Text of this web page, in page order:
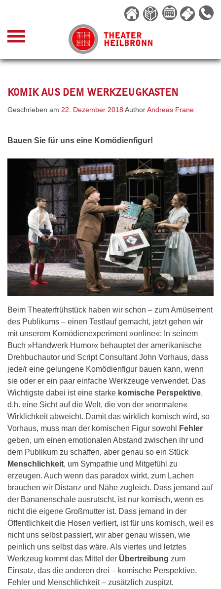
content
KOMIK AUS DEM WERKZEUGKASTEN
Geschrieben am 22. Dezember 2018 AuthorAndreas Frane
Bauen Sie für uns eine Komödienfigur!
Beim Theaterfrühstück haben wir schon – zum Amüsement
des Publikums – einen Testlauf gemacht, jetzt gehen wir
mit unserem Komödienexperiment »online«: In seinem
Buch »Handwerk Humor« behauptet der amerikanische
Drehbuchautor und Script Consultant John Vorhaus, dass
jede/r eine gelungene Komödienfigur bauen kann, wenn
sie oder er ein paar einfache Werkzeuge verwendet. Das
Wichtigste dabei ist eine starke komische Perspektive,
d.h. eine Sicht auf die Welt, die von der »normalen«
Wirklichkeit abweicht. Damit das wirklich komisch wird, so
Vorhaus, muss man der komischen Figur sowohl
Fehler
geben, um einen emotionalen Abstand zwischen ihr und
dem Publikum zu schaffen, aber genau so ein Stück
Menschlichkeit, um Sympathie und Mitgefühl zu
erzeugen. Auch wenn das paradox wirkt, zum Lachen
brauchen wir Distanz und Nähe zugleich. Dass jemand auf
der Bananenschale ausrutscht, ist nur komisch, wenn es
nicht die eigene Großmutter ist. Dass jemand in der
Öffentlichkeit die Hosen verliert, ist für uns komisch, weil es
nicht uns selbst passiert, wir aber genau wissen, wie
peinlich uns selbst das wäre. Als viertes und letztes
Werkzeug kommt das Mittel der Übertreibung zum
Einsatz, das die anderen drei – komische Perspektive,
Fehler und Menschlichkeit – zusätzlich zuspitzt.